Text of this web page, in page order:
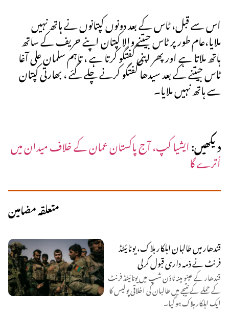
اس سے قبل، ٹاس کے بعد دونوں کپتانوں نے ہاتھ نہیں
ملایا،عام طور پر ٹاس جیتنے والا کپتان اپنے حریف کے ساتھ
ہاتھ ملاتا ہے اور پھر اپنی گفتگو کرتا ہے ، تاہم سلمان علی آغا
ٹاس جیتنے کے بعد سیدھا گفتگو کرنے چلے گئے ، بھارتی کپتان
سے ہاتھ نہیں ملایا۔
دیکھیں:ایشیا کپ، آج پاکستان عمان کے خلاف میدان میں
اُترے گا
متعلقہ مضامین
قندھار میں طالبان اہلکار ہلاک، یونائیٹڈ
فرنٹ نے ذمہ داری قبول کرلی
قندھار کے عینو مینہ ٹاؤن شپ میں یونائیٹڈ فرنٹ
کے حملے کے نتیجے میں طالبان کی اخلاقی پولیس کا
ایک اہلکار ہلاک ہو گیا۔